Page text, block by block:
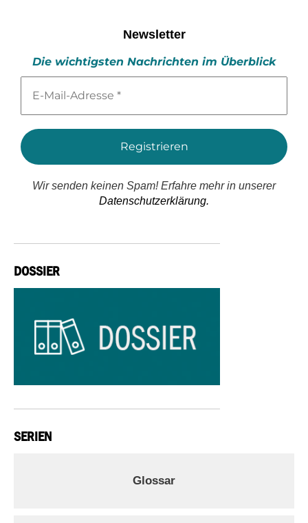
Newsletter
Die wichtigsten Nachrichten im Überblick
Mail-
*
Wir senden keinen Spam! Erfahre mehr in unserer
Datenschutzerklärung.
DOSSIER
SERIEN
Glossar